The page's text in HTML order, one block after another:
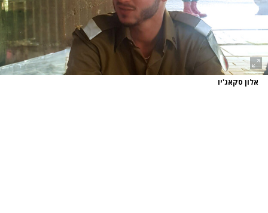
אלון סקאג'יו